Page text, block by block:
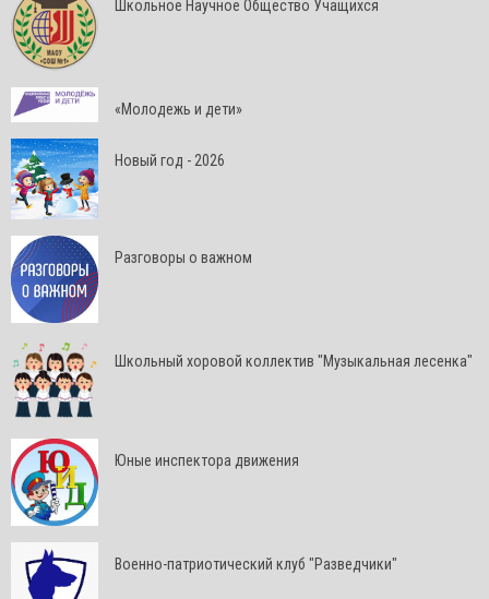
Школьное Научное Общество Учащихся
«Молодежь и дети»
Новый год - 2026
Разговоры о важном
Школьный хоровой коллектив "Музыкальная лесенка"
Юные инспектора движения
Военно-патриотический клуб "Разведчики"